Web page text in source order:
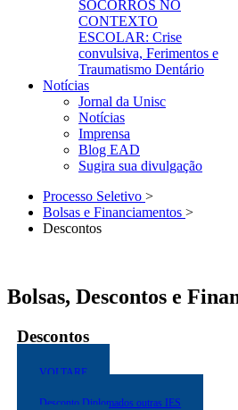
SOCORROS NO
CONTEXTO
ESCOLAR: Crise
convulsiva, Ferimentos e
Traumatismo Dentário
Notícias
Jornal da Unisc
Notícias
Imprensa
Blog EAD
Sugira sua divulgação
Processo Seletivo >
Bolsas e Financiamentos >
Descontos
Bolsas, Descontos e
Descontos
VOLTARE
Desconto Diplomados outras IES